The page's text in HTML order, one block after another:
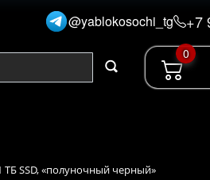
@yablokosochi_tg +7
0
ТБ SSD, «полуночный черный»